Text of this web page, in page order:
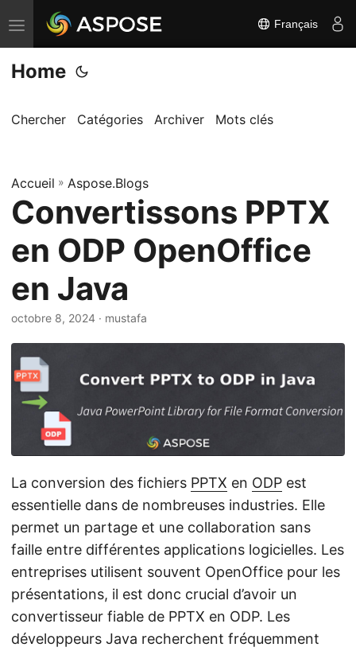
B
a
s
u
r
l
a
n
v
i
g
a
t
Français
Home
Chercher Catégories Archiver Mots clés
Accueil » Aspose.Blogs
Convertissons PPTX
en ODP OpenOffice
en Java
octobre 8, 2024 · mustafa
La conversion des fichiers PPTX en ODP est
essentielle dans de nombreuses industries. Elle
permet un partage et une collaboration sans
faille entre différentes applications logicielles. Les
entreprises utilisent souvent OpenOffice pour les
présentations, il est donc crucial d’avoir un
convertisseur fiable de PPTX en ODP. Les
développeurs Java recherchent fréquemment